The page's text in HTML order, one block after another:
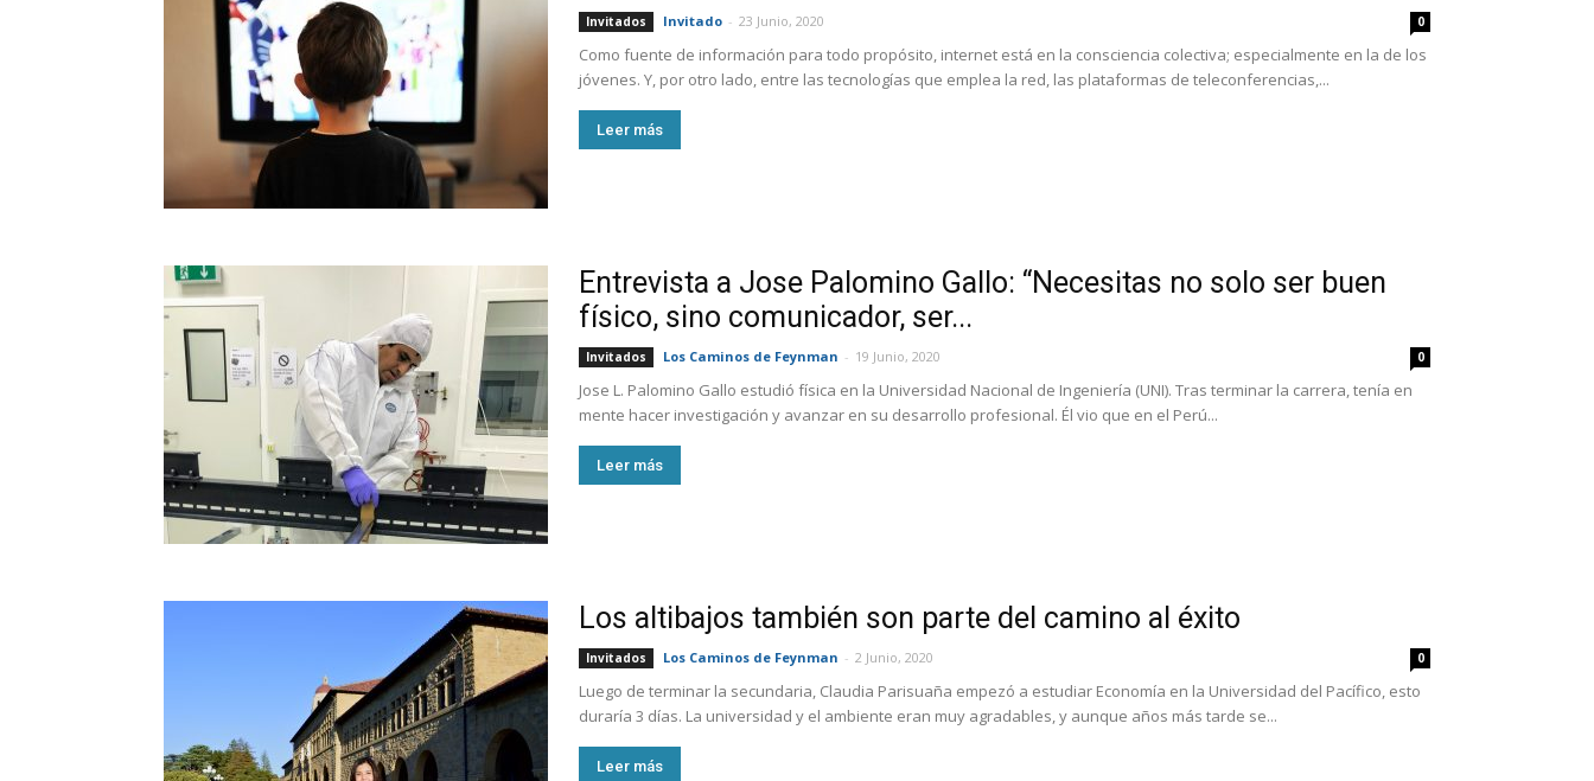
Invitados Invitado - 23 Junio, 2020 0
Como fuente de información para todo propósito, internet está en la consciencia colectiva; especialmente en la de los
jóvenes. Y, por otro lado, entre las tecnologías que emplea la red, las plataformas de teleconferencias,...
Leer más
Entrevista a Jose Palomino Gallo: “Necesitas no solo ser buen
físico, sino comunicador, ser...
Invitados Los Caminos de Feynman - 19 Junio, 2020 0
Jose L. Palomino Gallo estudió física en la Universidad Nacional de Ingeniería (UNI). Tras terminar la carrera, tenía en
mente hacer investigación y avanzar en su desarrollo profesional. Él vio que en el Perú...
Leer más
Los altibajos también son parte del camino al éxito
Invitados Los Caminos de Feynman - 2 Junio, 2020 0
Luego de terminar la secundaria, Claudia Parisuaña empezó a estudiar Economía en la Universidad del Pacífico, esto
duraría 3 días. La universidad y el ambiente eran muy agradables, y aunque años más tarde se...
Leer más